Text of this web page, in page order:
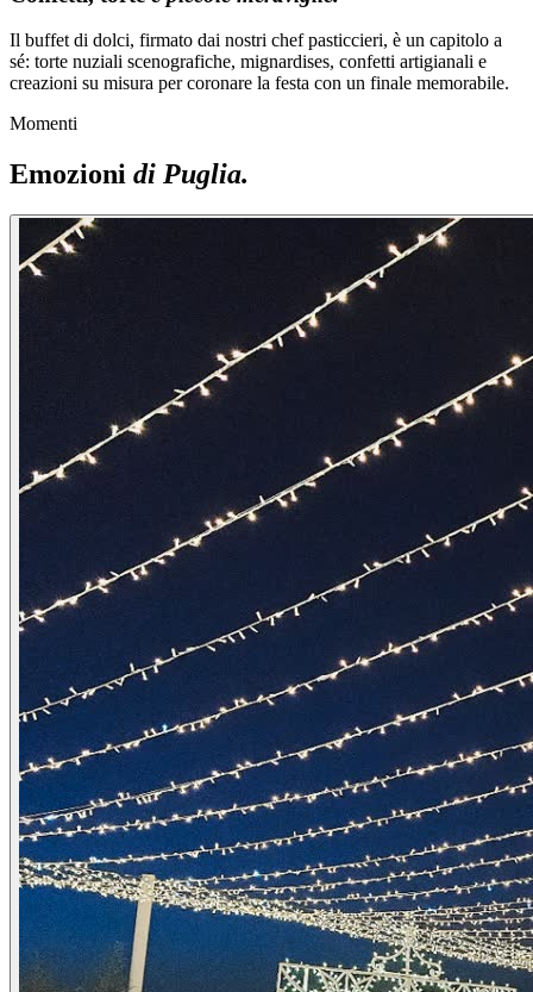
Il buffet di dolci, firmato dai nostri chef pasticcieri, è un capitolo a
sé: torte nuziali scenografiche, mignardises, confetti artigianali e
creazioni su misura per coronare la festa con un finale memorabile.
Momenti
Emozioni di Puglia.